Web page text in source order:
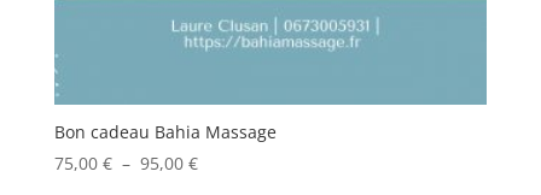
Bon cadeau Bahia Massage
75,00 € – 95,00 €Plage